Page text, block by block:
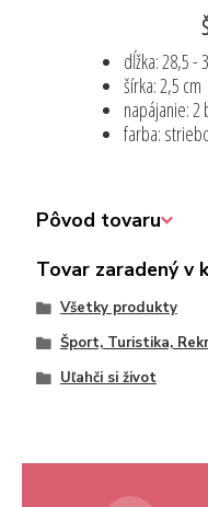
dĺžka: 28,5 -
šírka: 2,5 cm
napájanie:
farba:
Pôvod tovaru
Tovar zaradený v
Všetky produkty
Šport, Turistika,
Uľahči si život